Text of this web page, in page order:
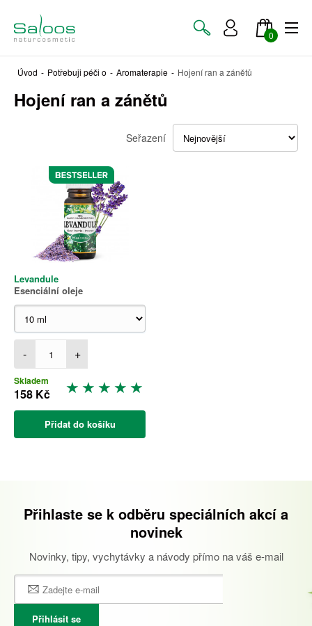
0
Úvod - Potřebuji péči o - Aromaterapie - Hojení ran a zánětů
Hojení ran a zánětů
Seřazení
Levandule
Esenciální oleje
- +
Skladem
158 Kč
Přidat do košíku
Přihlaste se k odběru speciálních akcí a
novinek
Novinky, tipy, vychytávky a návody přímo na váš e-mail
Přihlásit se